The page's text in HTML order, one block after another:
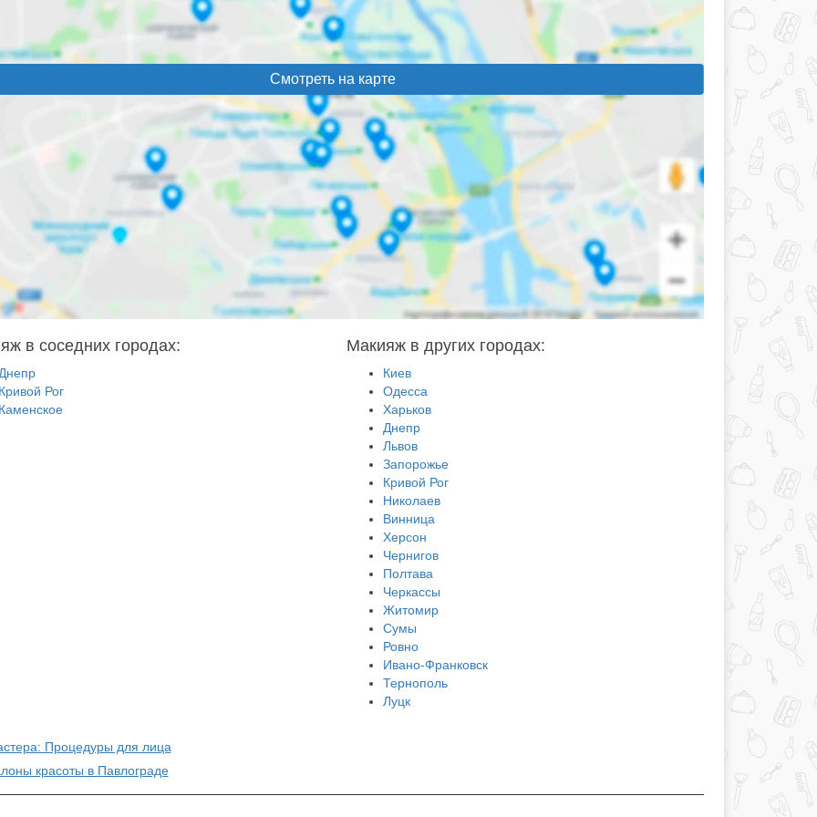
Смотреть на карте
в соседних городах:
Рог
Макияж в других городах:
Киев
Одесса
Харьков
Днепр
Львов
Запорожье
Кривой Рог
Николаев
Винница
Херсон
Чернигов
Полтава
Черкассы
Житомир
Сумы
Ровно
Ивано-Франковск
Тернополь
Луцк
Процедуры для лица
красоты в Павлограде